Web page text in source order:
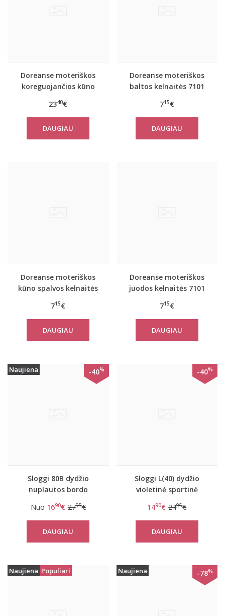
Doreanse moteriškos
koreguojančios kūno
2340€
DAUGIAU
Doreanse moteriškos
baltos kelnaitės 7101
715€
DAUGIAU
Doreanse moteriškos
kūno spalvos kelnaitės
715€
DAUGIAU
Doreanse moteriškos
juodos kelnaitės 7101
715€
DAUGIAU
Naujiena -40%
Sloggi 80B dydžio
nuplautos bordo
liemenėlė Women
mOwe Flow WHP
Nuo 1690€ 2795€
DAUGIAU
-40%
Sloggi L(40) dydžio
violetinė sportinė
Flow Top 1
1490€ 2495€
DAUGIAU
Naujiena Populiari Naujiena -78%